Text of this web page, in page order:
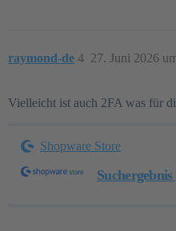
raymond-de 27. Juni 2026
4
Vielleicht ist auch 2FA was für
Shopware Store